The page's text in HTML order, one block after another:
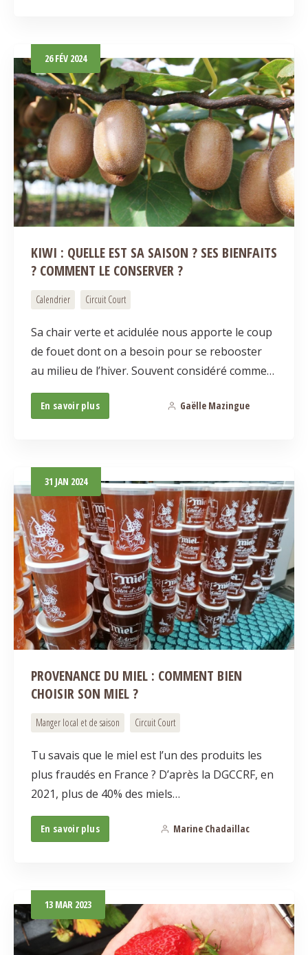
26FÉV 2024
KIWI : QUELLE EST SA SAISON ? SES BIENFAITS
? COMMENT LE CONSERVER ?
Calendrier Circuit Court
Sa chair verte et acidulée nous apporte le coup
de fouet dont on a besoin pour se rebooster
au milieu de l’hiver. Souvent considéré comme…
En savoir plus Gaëlle Mazingue
31 JAN 2024
PROVENANCE DU MIEL : COMMENT BIEN
CHOISIR SON MIEL ?
Manger local et de saison Circuit Court
Tu savais que le miel est l’un des produits les
plus fraudés en France ? D’après la DGCCRF, en
2021, plus de 40% des miels…
En savoir plus Marine Chadaillac
13 MAR 2023